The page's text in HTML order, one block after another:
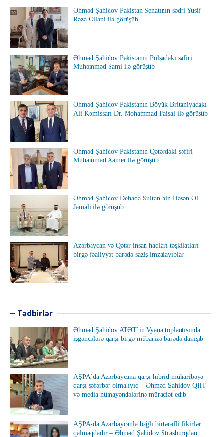
Əhməd Şahidov Pakistan Senatının sədri Yusif
Rəza Gilani ilə görüşüb
Əhməd Şahidov Pakistanın Polşadakı səfiri
Muhəmməd Sami ilə görüşüb
Əhməd Şahidov Pakistanın Böyük Britaniyadakı
Ali Komissarı Dr. Mohammad Faisal ilə görüşüb
Əhməd Şahidov Pakistanın Qətərdəki səfiri
Muhammad Aamer ilə görüşüb
Əhməd Şahidov Dohada Sultan bin Həsən Əl
Jamali ilə görüşüb
Azərbaycan və Qətər insan haqları təşkilatları
birgə fəaliyyət barədə saziş imzalayıblar
Tədbirlər
Əhməd Şahidov ATƏT`in Vyana toplantısında
işgəncələrə qarşı birgə mübarizə barədə danışıb
AŞPA`da Azərbaycana qarşı hibrid müharibəyə
qarşı səfərbər olmalıyıq – Əhməd Şahidov QHT
və media nümayəndələrinə müraciət edib
AŞPA-da Azərbaycanla bağlı birtərəfli fikirlər
qalmaqdadır – Əhməd Şahidov Strasburqdan